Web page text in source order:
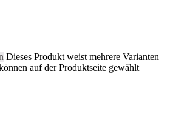
Dieses Produkt weist mehrere Varianten
auf der Produktseite gewählt